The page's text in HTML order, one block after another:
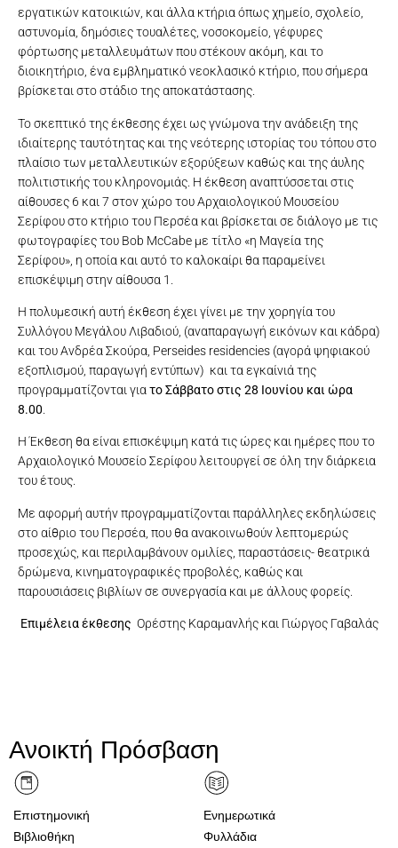
εργατικών κατοικιών, και άλλα κτήρια όπως χημείο, σχολείο,
αστυνομία, δημόσιες τουαλέτες, νοσοκομείο, γέφυρες
φόρτωσης μεταλλευμάτων που στέκουν ακόμη, και το
διοικητήριο, ένα εμβληματικό νεοκλασικό κτήριο, που σήμερα
βρίσκεται στο στάδιο της αποκατάστασης.
Το σκεπτικό της έκθεσης έχει ως γνώμονα την ανάδειξη της
ιδιαίτερης ταυτότητας και της νεότερης ιστορίας του τόπου στο
πλαίσιο των μεταλλευτικών εξορύξεων καθώς και της άυλης
πολιτιστικής του κληρονομιάς. Η έκθεση αναπτύσσεται στις
αίθουσες 6 και 7 στον χώρο του Αρχαιολογικού Μουσείου
Σερίφου στο κτήριο του Περσέα και βρίσκεται σε διάλογο με τις
φωτογραφίες του Bob McCabe με τίτλο «η Μαγεία της
Σερίφου», η οποία και αυτό το καλοκαίρι θα παραμείνει
επισκέψιμη στην αίθουσα 1.
Η πολυμεσική αυτή έκθεση έχει γίνει με την χορηγία του
Συλλόγου Μεγάλου Λιβαδιού, (αναπαραγωγή εικόνων και κάδρα)
και του Ανδρέα Σκούρα, Perseides residencies (αγορά ψηφιακού
εξοπλισμού, παραγωγή εντύπων) και τα εγκαίνιά της
προγραμματίζονται για το Σάββατο στις 28 Ιουνίου και ώρα
8.00
Η Έκθεση θα είναι επισκέψιμη κατά τις ώρες και ημέρες που το
Αρχαιολογικό Μουσείο Σερίφου λειτουργεί σε όλη την διάρκεια
του έτους.
Με αφορμή αυτήν προγραμματίζονται παράλληλες εκδηλώσεις
στο αίθριο του Περσέα, που θα ανακοινωθούν λεπτομερώς
προσεχώς, και περιλαμβάνουν ομιλίες, παραστάσεις- θεατρικά
δρώμενα, κινηματογραφικές προβολές, καθώς και
παρουσιάσεις βιβλίων σε συνεργασία και με άλλους φορείς.
Επιμέλεια έκθεσης Ορέστης Καραμανλής και Γιώργος Γαβαλάς
Ανοικτή Πρόσβαση
Επιστημονική
Βιβλιοθήκη
Ενημερωτικά
Φυλλάδια